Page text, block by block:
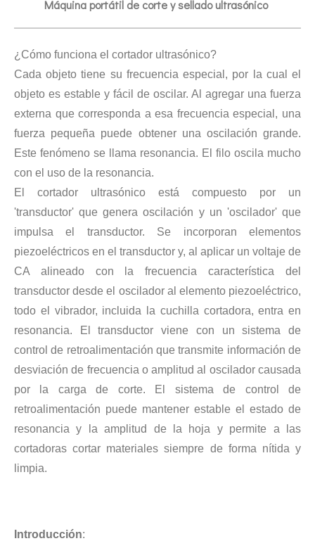
La aplicación de la ultrasónica en la industria de la costura refleja
Tecnología de corte de chocolate por ultrasonidos
La aplicación de la ultrasónica en la industria de la costura refleja
Máquina portátil de corte y sellado ultrasónico
¿Cómo funciona el cortador ultrasónico?
Cada objeto tiene su frecuencia especial, por la cual el
objeto es estable y fácil de oscilar. Al agregar una fuerza
externa que corresponda a esa frecuencia especial, una
fuerza pequeña puede obtener una oscilación grande.
Este fenómeno se llama resonancia. El filo oscila mucho
con el uso de la resonancia.
El cortador ultrasónico está compuesto por un
'transductor' que genera oscilación y un 'oscilador' que
impulsa el transductor. Se incorporan elementos
piezoeléctricos en el transductor y, al aplicar un voltaje de
CA alineado con la frecuencia característica del
transductor desde el oscilador al elemento piezoeléctrico,
todo el vibrador, incluida la cuchilla cortadora, entra en
resonancia. El transductor viene con un sistema de
control de retroalimentación que transmite información de
desviación de frecuencia o amplitud al oscilador causada
por la carga de corte. El sistema de control de
retroalimentación puede mantener estable el estado de
resonancia y la amplitud de la hoja y permite a las
cortadoras cortar materiales siempre de forma nítida y
limpia.
Introducción: